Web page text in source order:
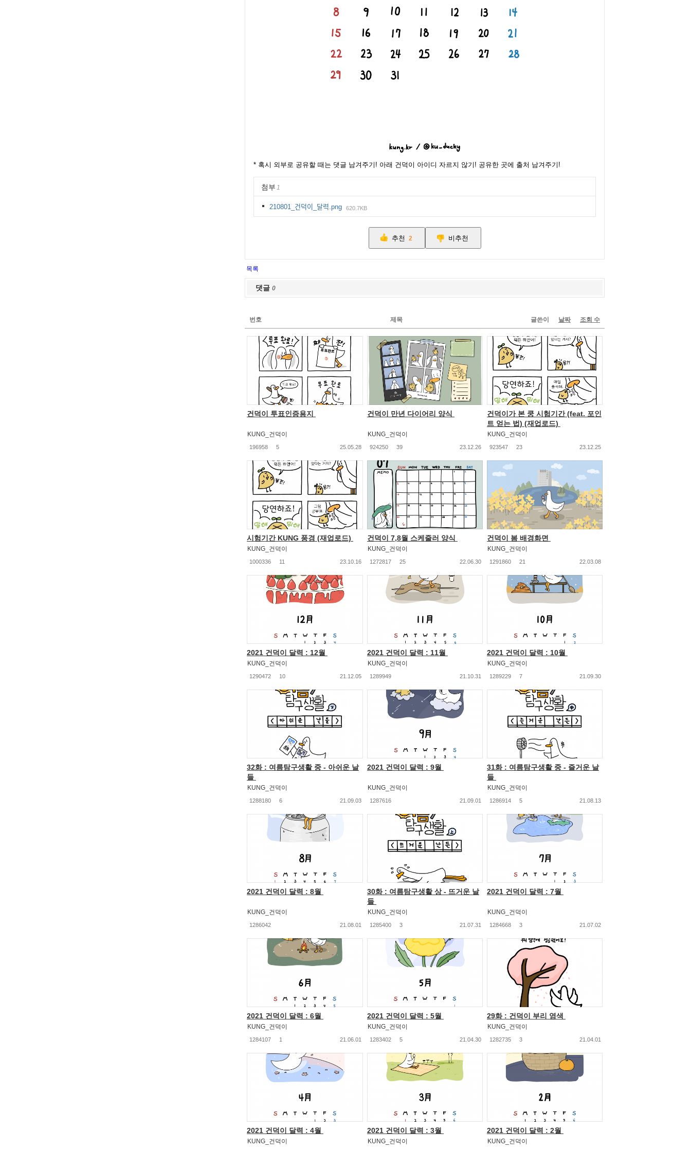
* 혹시 외부로 공유할 때는 댓글 남겨주기! 아래 건덕이 아이디 자르지 않기! 공유한 곳에 출처 남겨주기!
첨부 1
210801_건덕이_달력.png 620.7KB
추천 2 비추천
목록
댓글 0
번호 제목 글쓴이 날짜 조회 수
건덕이 투표인증용지
KUNG_건덕이
196958 5 25.05.28
건덕이 만년 다이어리 양식
KUNG_건덕이
924250 39 23.12.26
건덕이가 본 쿵 시험기간 (feat. 포인
트 얻는 법) (재업로드)
KUNG_건덕이
923547 23 23.12.25
시험기간 KUNG 풍경 (재업로드)
KUNG_건덕이
1000336 11 23.10.16
건덕이 7,8월 스케줄러 양식
KUNG_건덕이
1272817 25 22.06.30
건덕이 봄 배경화면
KUNG_건덕이
1291860 21 22.03.08
2021 건덕이 달력 : 12월
KUNG_건덕이
1290472 10 21.12.05
2021 건덕이 달력 : 11월
KUNG_건덕이
1289949 21.10.31
2021 건덕이 달력 : 10월
KUNG_건덕이
1289229 7 21.09.30
32화 : 여름탐구생활 중 - 아쉬운 날
들
KUNG_건덕이
1288180 6 21.09.03
2021 건덕이 달력 : 9월
KUNG_건덕이
1287616 21.09.01
31화 : 여름탐구생활 중 - 즐거운 날
들
KUNG_건덕이
1286914 5 21.08.13
2021 건덕이 달력 : 8월
KUNG_건덕이
1286042 21.08.01
30화 : 여름탐구생활 상 - 뜨거운 날
들
KUNG_건덕이
1285400 3 21.07.31
2021 건덕이 달력 : 7월
KUNG_건덕이
1284668 3 21.07.02
2021 건덕이 달력 : 6월
KUNG_건덕이
1284107 1 21.06.01
2021 건덕이 달력 : 5월
KUNG_건덕이
1283402 5 21.04.30
29화 : 건덕이 부리 염색
KUNG_건덕이
1282735 3 21.04.01
2021 건덕이 달력 : 4월
KUNG_건덕이
2021 건덕이 달력 : 3월
KUNG_건덕이
2021 건덕이 달력 : 2월
KUNG_건덕이